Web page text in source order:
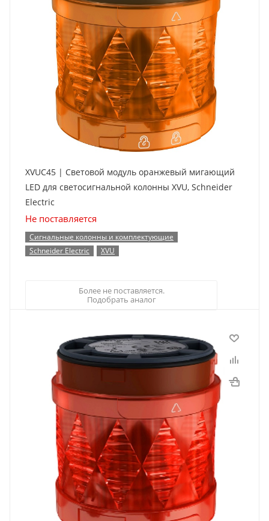
XVUC45 | Световой модуль оранжевый мигающий
LED для светосигнальной колонны XVU, Schneider
Electric
Не поставляется
Сигнальные колонны и комплектующие
Schneider Electric
XVU
Более не поставляется.
Подобрать аналог